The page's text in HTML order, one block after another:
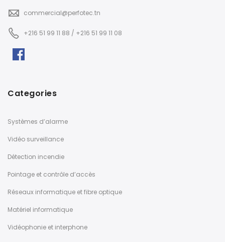
commercial@perfotec.tn
+216 51 99 11 88 / +216 51 99 11 08
Categories
Systèmes d’alarme
Vidéo surveillance
Détection incendie
Pointage et contrôle d’accès
Réseaux informatique et fibre optique
Matériel informatique
Vidéophonie et interphone